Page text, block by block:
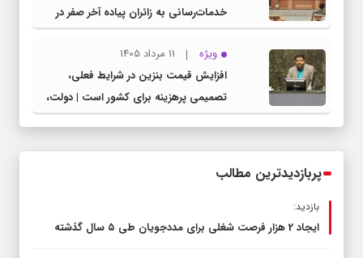
خدمات‌رسانی به زائران پیاده آخر صفر در
شهرستان چناران
ویژه
11 مرداد 1405
افزایش قیمت بنزین در شرایط فعلی،
تصمیمی پرهزینه برای کشور است | دولت،
قاچاق سوخت و عوامل اصلی ناترازی را
پربازدیدترین مطالب
بازدید:
ایجاد 2 هزار فرصت شغلی برای مددجویان طی ۵ سال گذشته